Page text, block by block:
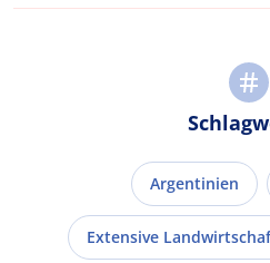
Argentinien
Extensive